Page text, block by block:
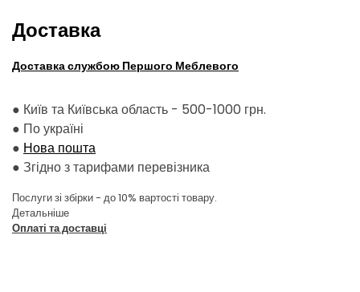
Доставка
Доставка службою Першого Меблевого
● Київ та Київська область - 500-1000 грн.
● По україні
● Нова пошта
● Згідно з тарифами перевізника
Послуги зі збірки - до 10% вартості товару.
Детальніше
Оплаті та доставці